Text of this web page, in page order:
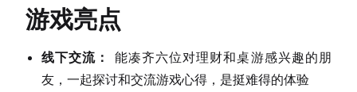
游戏亮点
线下交流：
能凑齐六位对理财和桌游感兴趣的朋
友，一起探讨和交流游戏心得，是挺难得的体验